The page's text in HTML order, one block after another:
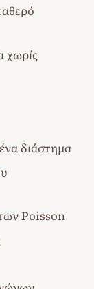
χωρίς
διάστημα
Poisson